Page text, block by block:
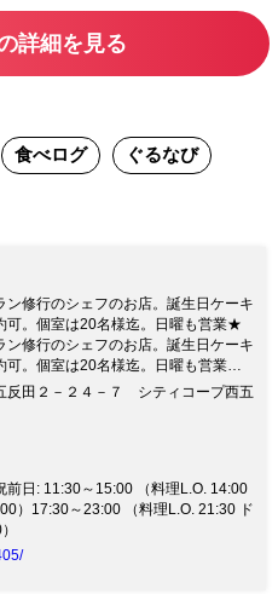
詳細を見る
食べログ ぐるなび
修行のシェフのお店。誕生日ケーキ
可。個室は20名様迄。日曜も営業★
修行のシェフのお店。誕生日ケーキ
可。個室は20名様迄。日曜も営業★
格で、温かい雰囲気のレストラン. ご
食、完全個室を利用してのご接待、歓
名様くらい迄です。テーオーシや五
、雅叙園からも徒歩圏です。 ★契約
有機野菜と産地直送の厳選された素材
た料理。 ★フランスやイタリアの三
修行したシェフによる、本物の素材に
味をお楽しみ下さい。 ★パーティー
反田２－２４－７ シティコープ西五
前日: 11:30～15:00 （料理L.O. 14:00
）17:30～23:00 （料理L.O. 21:30 ド